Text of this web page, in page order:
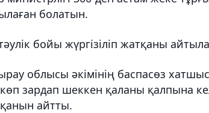
болатын.
бойы жүргізіліп жатқаны
облысы әкімінің баспасөз
зардап шеккен қаланы қалпына
айтты.